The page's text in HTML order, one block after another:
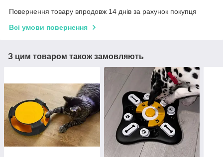
Повернення товару впродовж 14 днів за рахунок покупця
Всі умови повернення
З цим товаром також замовляють